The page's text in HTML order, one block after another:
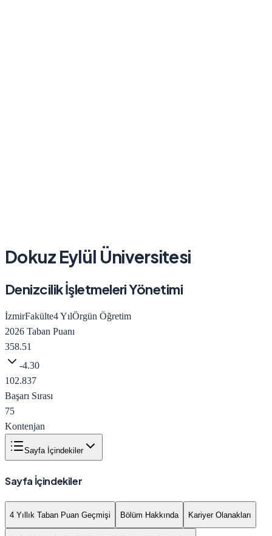
Dokuz Eylül Üniversitesi
Denizcilik İşletmeleri Yönetimi
İzmirFakülte4YılÖrgün Öğretim
2026 Taban Puanı
358.51
-4.30
102.837
Başarı Sırası
75
Kontenjan
Sayfa İçindekiler
Sayfa İçindekiler
4 Yıllık Taban Puan Geçmişi Bölüm Hakkında Kariyer Olanakları